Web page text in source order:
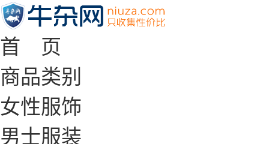
首 页
商品类别
女性服饰
男士服装